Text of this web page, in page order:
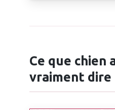
Ce que chien
vraiment dire